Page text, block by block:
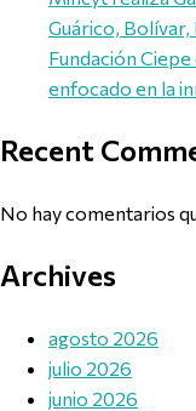
Guárico, Bolívar,
Fundación
enfocado en la
Recent
No hay comentarios
Archives
agosto 2026
julio 2026
junio 2026